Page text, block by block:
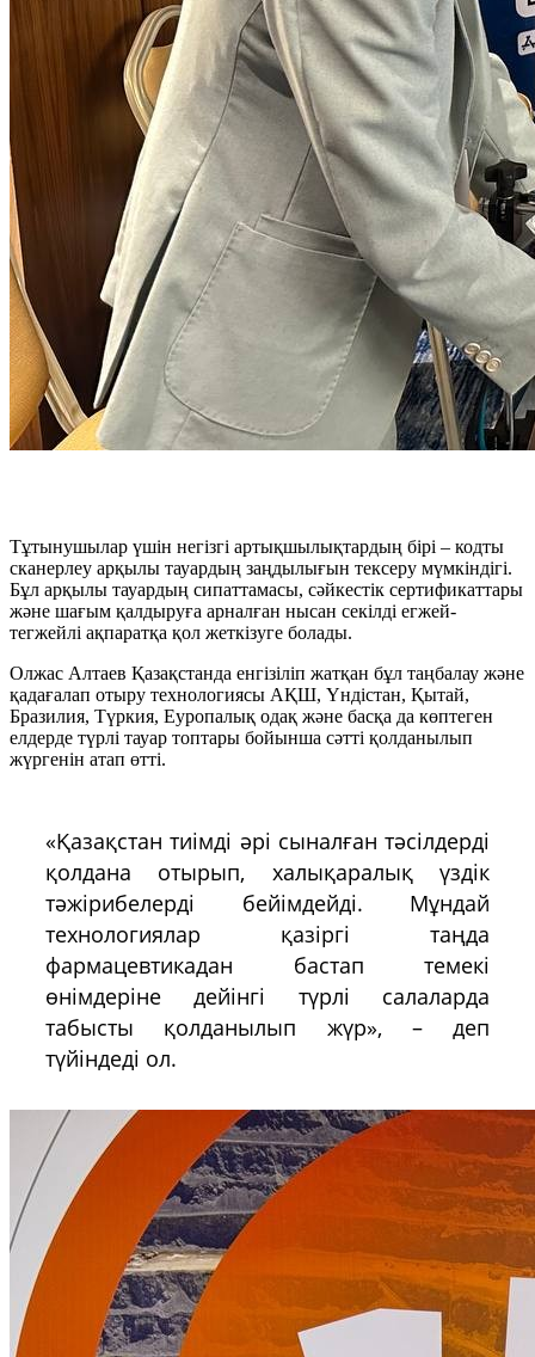
Тұтынушылар үшін негізгі артықшылықтардың бірі – кодты
сканерлеу арқылы тауардың заңдылығын тексеру мүмкіндігі.
Бұл арқылы тауардың сипаттамасы, сәйкестік сертификаттары
және шағым қалдыруға арналған нысан секілді егжей-
тегжейлі ақпаратқа қол жеткізуге болады.
Олжас Алтаев Қазақстанда енгізіліп жатқан бұл таңбалау және
қадағалап отыру технологиясы АҚШ, Үндістан, Қытай,
Бразилия, Түркия, Еуропалық одақ және басқа да көптеген
елдерде түрлі тауар топтары бойынша сәтті қолданылып
жүргенін атап өтті.
«Қазақстан тиімді әрі сыналған тәсілдерді
қолдана отырып, халықаралық үздік
тәжірибелерді бейімдейді. Мұндай
технологиялар қазіргі таңда
фармацевтикадан бастап темекі
өнімдеріне дейінгі түрлі салаларда
табысты қолданылып жүр», – деп
түйіндеді ол.